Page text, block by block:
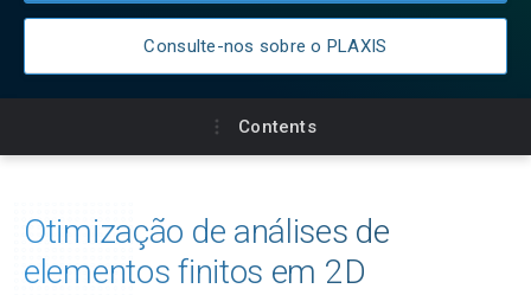
Consulte-nos sobre o PLAXIS
Contents
Planos de produtos
Otimização de análises de
elementos finitos em 2D